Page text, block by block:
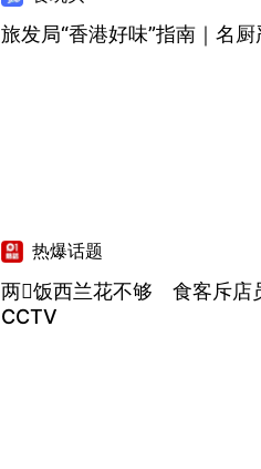
旅发局“香港好味”指南｜名
热爆话题
两𩠌饭西兰花不够 食客斥
CCTV